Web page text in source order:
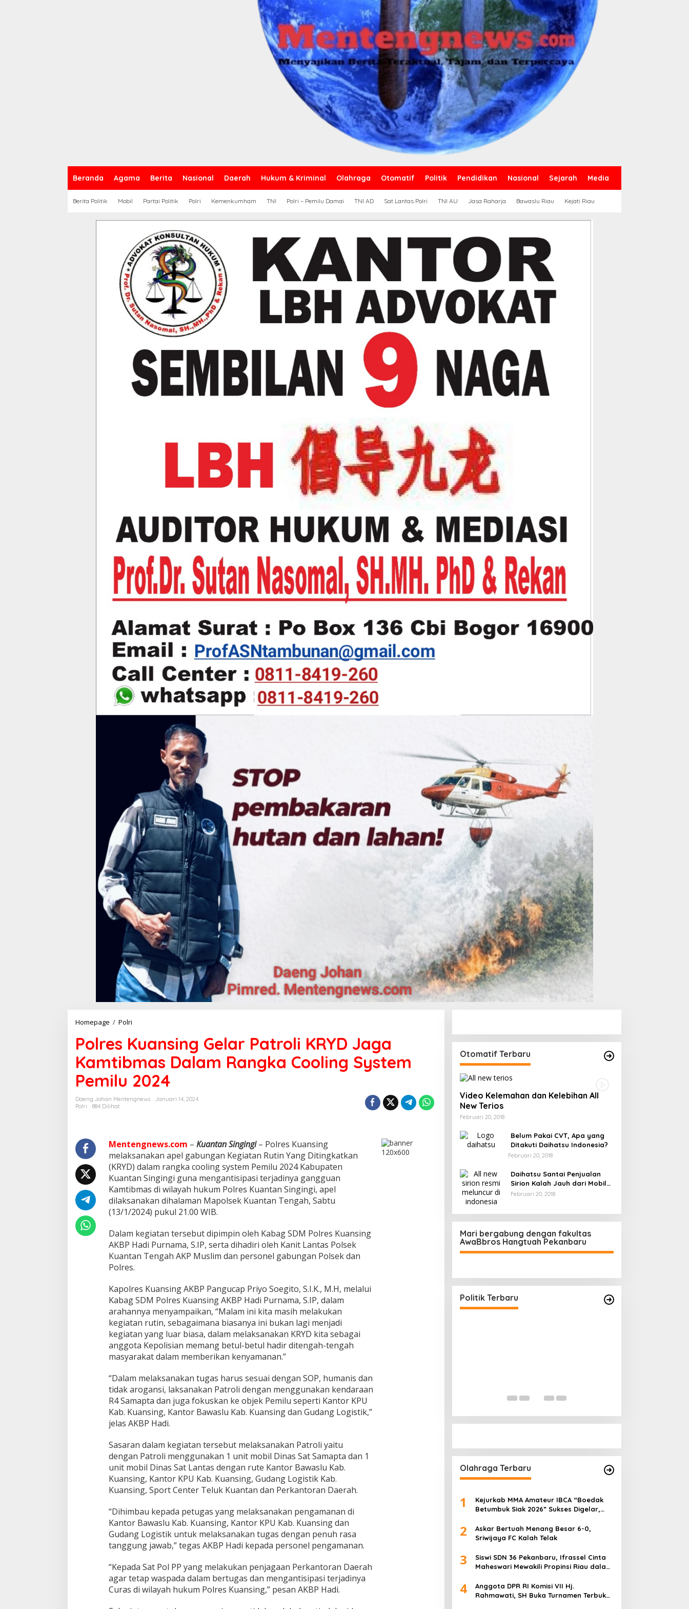
Beranda Agama Berita Nasional Daerah Hukum & Kriminal Olahraga Otomatif Politik Pendidikan Nasional Sejarah Media
Berita Politik Mobil Partai Politik Polri Kemenkumham TNI Polri – Pemilu Damai TNI AD Sat Lantas Polri TNI AU Jasa Raharja Bawaslu Riau Kejati Riau
Homepage / Polri
l
r
e
s
K
u
a
n
g
e
l
a
r
P
a
t
o
l
i
K
R
D
J
a
g
a
K
a
m
b
m
a
s
D
a
a
m
R
a
n
g
a
C
o
l
n
g
y
Polres Kuansing Gelar Patroli KRYD Jaga
Kamtibmas Dalam Rangka Cooling System
Pemilu 2024
Daeng Johan Mentengnews
Januari 14, 2024
Polri
884 Dilihat
Mentengnews.com – Kuantan Singingi– Polres Kuansing
melaksanakan apel gabungan Kegiatan Rutin Yang Ditingkatkan
(KRYD) dalam rangka cooling system Pemilu 2024 Kabupaten
Kuantan Singingi guna mengantisipasi terjadinya gangguan
Kamtibmas di wilayah hukum Polres Kuantan Singingi, apel
dilaksanakan dihalaman Mapolsek Kuantan Tengah, Sabtu
(13/1/2024) pukul 21.00 WIB.
Dalam kegiatan tersebut dipimpin oleh Kabag SDM Polres Kuansing
AKBP Hadi Purnama, S.IP, serta dihadiri oleh Kanit Lantas Polsek
Kuantan Tengah AKP Muslim dan personel gabungan Polsek dan
Polres.
Kapolres Kuansing AKBP Pangucap Priyo Soegito, S.I.K., M.H, melalui
Kabag SDM Polres Kuansing AKBP Hadi Purnama, S.IP, dalam
arahannya menyampaikan, “Malam ini kita masih melakukan
kegiatan rutin, sebagaimana biasanya ini bukan lagi menjadi
kegiatan yang luar biasa, dalam melaksanakan KRYD kita sebagai
anggota Kepolisian memang betul-betul hadir ditengah-tengah
masyarakat dalam memberikan kenyamanan.”
“Dalam melaksanakan tugas harus sesuai dengan SOP, humanis dan
tidak arogansi, laksanakan Patroli dengan menggunakan kendaraan
R4 Samapta dan juga fokuskan ke objek Pemilu seperti Kantor KPU
Kab. Kuansing, Kantor Bawaslu Kab. Kuansing dan Gudang Logistik,”
jelas AKBP Hadi.
Sasaran dalam kegiatan tersebut melaksanakan Patroli yaitu
dengan Patroli menggunakan 1 unit mobil Dinas Sat Samapta dan 1
unit mobil Dinas Sat Lantas dengan rute Kantor Bawaslu Kab.
Kuansing, Kantor KPU Kab. Kuansing, Gudang Logistik Kab.
Kuansing, Sport Center Teluk Kuantan dan Perkantoran Daerah.
“Dihimbau kepada petugas yang melaksanakan pengamanan di
Kantor Bawaslu Kab. Kuansing, Kantor KPU Kab. Kuansing dan
Gudang Logistik untuk melaksanakan tugas dengan penuh rasa
tanggung jawab,” tegas AKBP Hadi kepada personel pengamanan.
“Kepada Sat Pol PP yang melakukan penjagaan Perkantoran Daerah
agar tetap waspada dalam bertugas dan mengantisipasi terjadinya
Curas di wilayah hukum Polres Kuansing,” pesan AKBP Hadi.
Otomatif Terbaru
Video Kelemahan dan Kelebihan All
New Terios
Februari 20, 2018
Belum Pakai CVT, Apa yang
Ditakuti Daihatsu Indonesia?
Februari 20, 2018
Daihatsu Santai Penjualan
Sirion Kalah Jauh dari Mobil
LCGC
Februari 20, 2018
Mari bergabung dengan fakultas
AwaBbros Hangtuah Pekanbaru
Politik Terbaru
Kegaduhan Yang Membuat
Sejumlah Tokoh Semakin Santer
Menjadi Buah Bibir Masyarakat
Personel, Tegaskan Komitmen
Bersih Narkoba
Di Politik, Polri Februari 23, 2026
“Jago” Siaga Perang, Presiden RI
Pihak Kemana?
Di Politik
Olahraga Terbaru
1
Kejurkab MMA Amateur IBCA “Boedak
Betumbuk Siak 2026” Sukses Digelar,
2
Askar Bertuah Menang Besar 6-0,
Sriwijaya FC Kalah Telak
3
Siswi SDN 36 Pekanbaru, Ifrassel Cinta
Maheswari Mewakili Propinsi Riau dalam
Senam Putri
4
Anggota DPR RI Komisi VII Hj.
Rahmawati, SH Buka Turnamen Terbuka